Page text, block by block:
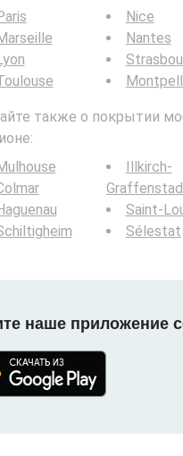
Nice
Nantes
также о покрытии
Illkirch-
Saint-
Sélestat
наше приложение